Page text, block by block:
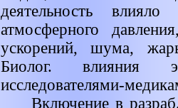
деятельность
атмосферного
ускорений, шума,
Биолог. влияния
исследователями-
Включение в